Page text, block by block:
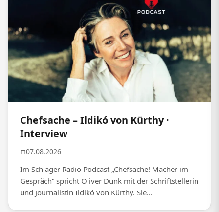
Chefsache – Ildikó von Kürthy ·
Interview
07.08.2026
Im Schlager Radio Podcast „Chefsache! Macher im
Gespräch“ spricht Oliver Dunk mit der Schriftstellerin
und Journalistin Ildikó von Kürthy. Sie...